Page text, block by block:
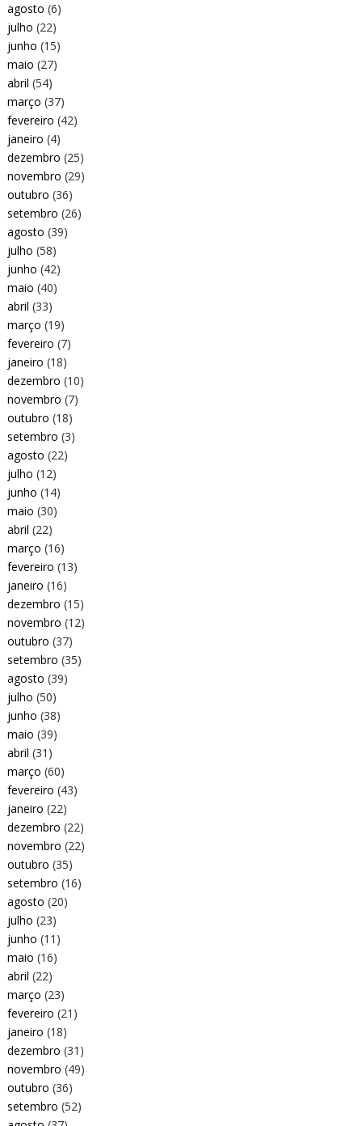
agosto (6)
julho (22)
junho (15)
maio (27)
abril (54)
março (37)
fevereiro (42)
janeiro (4)
dezembro (25)
novembro (29)
outubro (36)
setembro (26)
agosto (39)
julho (58)
junho (42)
maio (40)
abril (33)
março (19)
fevereiro (7)
janeiro (18)
dezembro (10)
novembro (7)
outubro (18)
setembro (3)
agosto (22)
julho (12)
junho (14)
maio (30)
abril (22)
março (16)
fevereiro (13)
janeiro (16)
dezembro (15)
novembro (12)
outubro (37)
setembro (35)
agosto (39)
julho (50)
junho (38)
maio (39)
abril (31)
março (60)
fevereiro (43)
janeiro (22)
dezembro (22)
novembro (22)
outubro (35)
setembro (16)
agosto (20)
julho (23)
junho (11)
maio (16)
abril (22)
março (23)
fevereiro (21)
janeiro (18)
dezembro (31)
novembro (49)
outubro (36)
setembro (52)